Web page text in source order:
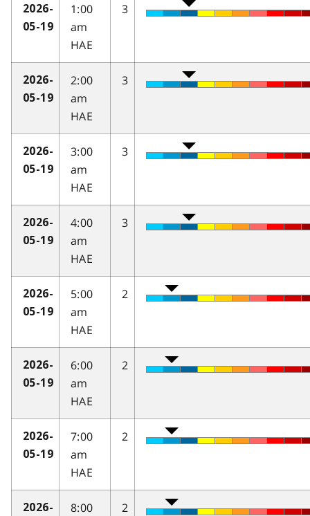
2026-
05-19
1:00
am
HAE
3
2026-
05-19
2:00
am
HAE
3
2026-
05-19
3:00
am
HAE
3
2026-
05-19
4:00
am
HAE
3
2026-
05-19
5:00
am
HAE
2
2026-
05-19
6:00
am
HAE
2
2026-
05-19
7:00
am
HAE
2
2026-
8:00
2